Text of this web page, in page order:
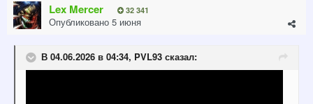
Lex Mercer 32 341
Опубликовано 5 июня
В 04.06.2026 в 04:34, PVL93 сказал: